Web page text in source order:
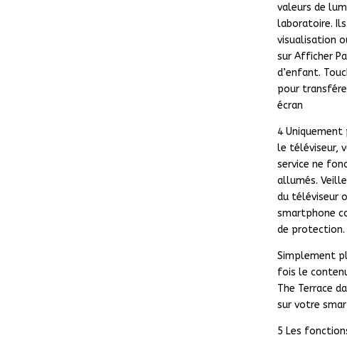
valeurs de
laboratoire.
visualisation
sur Afficher
d’enfant.
pour
écran
4 Uniquement
le téléviseur,
service ne
allumés.
du téléviseur
smartphone
de protection.
Simplement
fois le
The Terrace
sur votre
5 Les